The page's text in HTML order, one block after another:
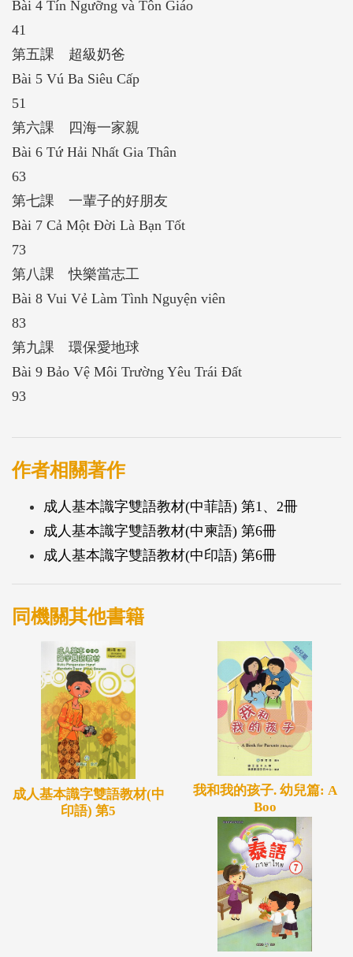
Bài 4 Tín Ngưỡng và Tôn Giáo
41
第五課 超級奶爸
Bài 5 Vú Ba Siêu Cấp
51
第六課 四海一家親
Bài 6 Tứ Hải Nhất Gia Thân
63
第七課 一輩子的好朋友
Bài 7 Cả Một Đời Là Bạn Tốt
73
第八課 快樂當志工
Bài 8 Vui Vẻ Làm Tình Nguyện viên
83
第九課 環保愛地球
Bài 9 Bảo Vệ Môi Trường Yêu Trái Đất
93
作者相關著作
成人基本識字雙語教材(中菲語) 第1、2冊
成人基本識字雙語教材(中柬語) 第6冊
成人基本識字雙語教材(中印語) 第6冊
同機關其他書籍
成人基本識字雙語教材(中
印語) 第5
我和我的孩子. 幼兒篇: A
Boo